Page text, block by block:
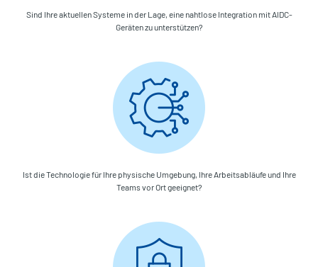
Sind Ihre aktuellen Systeme in der Lage, eine nahtlose Integration mit AIDC-
Geräten zu unterstützen?
Ist die Technologie für Ihre physische Umgebung, Ihre Arbeitsabläufe und Ihre
Teams vor Ort geeignet?